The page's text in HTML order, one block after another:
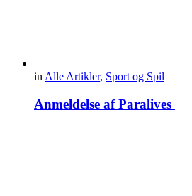
in Alle Artikler, Sport og Spil
Anmeldelse af Paralives